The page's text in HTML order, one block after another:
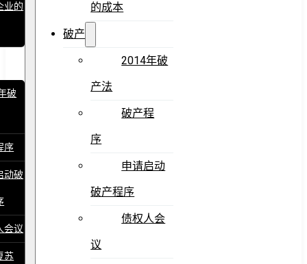
业的
破
序
动破
会议
苏
的成本
破产
2014年破
产法
破产程
序
申请启动
破产程序
债权人会
议